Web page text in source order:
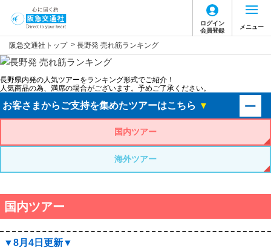
ログイン
会員登録
メニュー
阪急交通社トップ > 長野発 売れ筋ランキング
長野県内発の人気ツアーをランキング形式でご紹介！
人気商品の為、満席の場合がございます。予めご了承ください。
お客さまからご支持を集めたツアーはこちら ▼
国内ツアー
海外ツアー
国内ツアー
▼8月4日更新▼